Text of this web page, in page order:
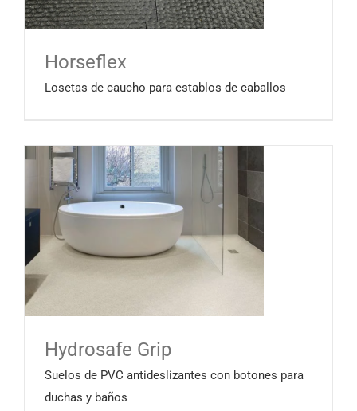
Horseflex
Losetas de caucho para establos de caballos
Hydrosafe Grip
Suelos de PVC antideslizantes con botones para
duchas y baños